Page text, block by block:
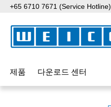
to main content
Skip to search
Skip to main navigation
+65 6710 7671 (Service Hotline)
제품 다운로드 센터